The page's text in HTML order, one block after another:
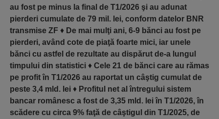
au fost pe minus la final de T1/2026 şi au adunat
pierderi cumulate de 79 mil. lei, conform datelor BNR
transmise ZF ♦ De mai mulţi ani, 6-9 bănci au fost pe
pierderi, având cote de piaţă foarte mici, iar unele
bănci cu astfel de rezultate au dispărut de-a lungul
timpului din statistici ♦ Cele 21 de bănci care au rămas
pe profit în T1/2026 au raportat un câştig cumulat de
peste 3,4 mld. lei ♦ Profitul net al întregului sistem
bancar românesc a fost de 3,35 mld. lei în T1/2026, în
scădere cu circa 9% faţă de câştigul din T1/2025, de